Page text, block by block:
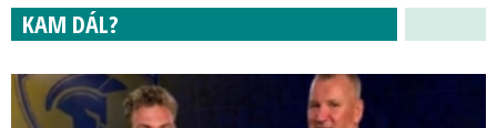
KAM DÁL?